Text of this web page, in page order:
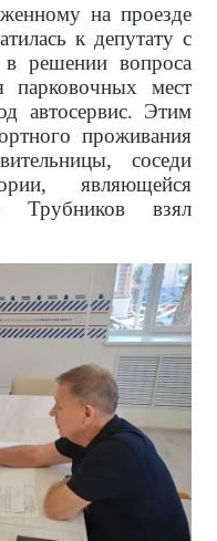
на проезде
к депутату с
решении вопроса
парковочных мест
автосервис. Этим
проживания
соседи
являющейся
Трубников взял